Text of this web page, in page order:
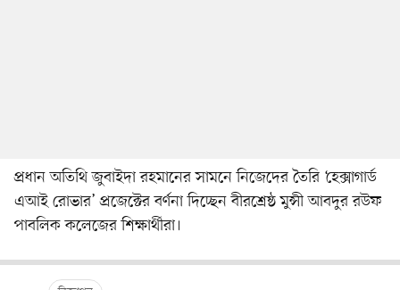
প্রধান অতিথি জুবাইদা রহমানের সামনে নিজেদের তৈরি ‘হেক্সাগার্ড
এআই রোভার’ প্রজেক্টের বর্ণনা দিচ্ছেন বীরশ্রেষ্ঠ মুন্সী আবদুর রউফ
পাবলিক কলেজের শিক্ষার্থীরা।